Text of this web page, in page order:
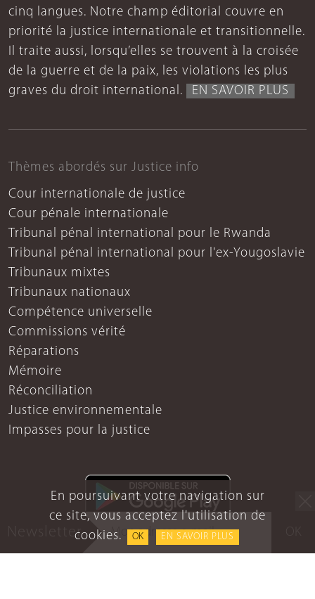
En poursuivant votre navigation sur
ce site, vous acceptez l'utilisation de
cookies.
OK EN SAVOIR PLUS
cinq langues. Notre champ éditorial couvre en
priorité la justice internationale et transitionnelle.
Il traite aussi, lorsqu’elles se trouvent à la croisée
de la guerre et de la paix, les violations les plus
graves du droit international.
EN SAVOIR PLUS
Thèmes abordés sur Justice info
Cour internationale de justice
Cour pénale internationale
Tribunal pénal international pour le Rwanda
Tribunal pénal international pour l'ex-Yougoslavie
Tribunaux mixtes
Tribunaux nationaux
Compétence universelle
Commissions vérité
Réparations
Mémoire
Réconciliation
Justice environnementale
Impasses pour la justice
Mentions légales
Newsletter